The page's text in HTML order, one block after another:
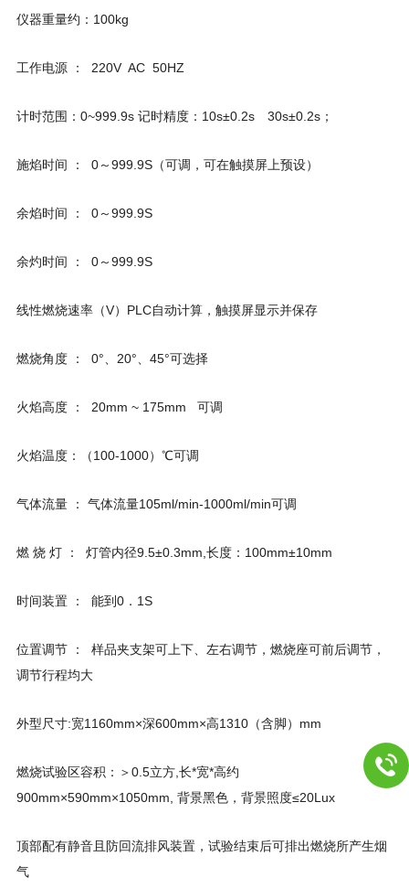
仪器重量约：100kg
工作电源 ： 220V AC 50HZ
计时范围：0~999.9s 记时精度：10s±0.2s 30s±0.2s；
施焰时间 ： 0～999.9S（可调，可在触摸屏上预设）
余焰时间 ： 0～999.9S
余灼时间 ： 0～999.9S
线性燃烧速率（V）PLC自动计算，触摸屏显示并保存
燃烧角度 ： 0°、20°、45°可选择
火焰高度 ： 20mm ~ 175mm 可调
火焰温度：（100-1000）℃可调
气体流量 ： 气体流量105ml/min-1000ml/min可调
燃 烧 灯 ： 灯管内径9.5±0.3mm,长度：100mm±10mm
时间装置 ： 能到0．1S
位置调节 ： 样品夹支架可上下、左右调节，燃烧座可前后调节，
调节行程均大
外型尺寸:宽1160mm×深600mm×高1310（含脚）mm
燃烧试验区容积：＞0.5立方,长*宽*高约
900mm×590mm×1050mm, 背景黑色，背景照度≤20Lux
顶部配有静音且防回流排风装置，试验结束后可排出燃烧所产生烟
气